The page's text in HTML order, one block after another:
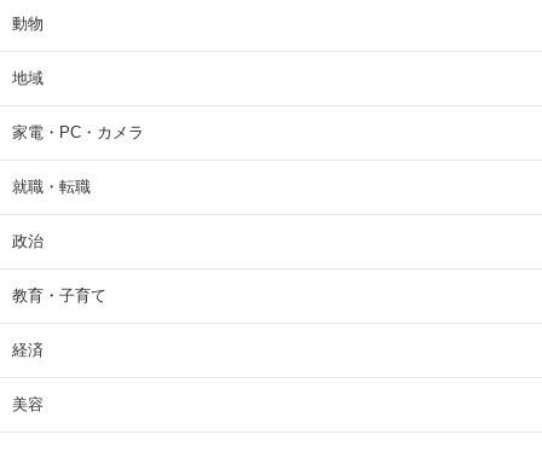
動物
地域
家電・PC・カメラ
就職・転職
政治
教育・子育て
経済
美容